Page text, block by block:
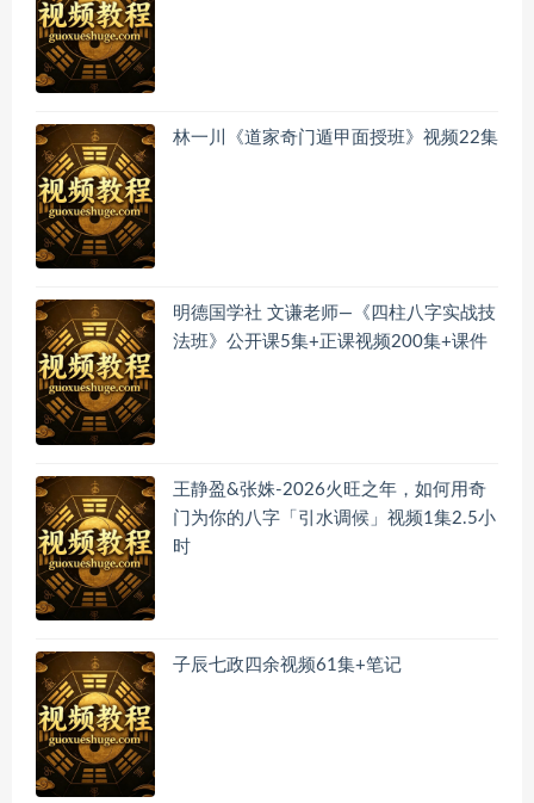
林一川《道家奇门遁甲面授班》视频22集
明德国学社 文谦老师—《四柱八字实战技
法班》公开课5集+正课视频200集+课件
王静盈&张姝-2026火旺之年，如何用奇
门为你的八字「引水调候」视频1集2.5小
时
子辰七政四余视频61集+笔记